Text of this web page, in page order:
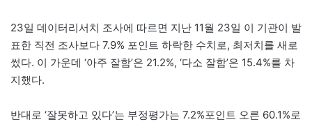
23일 데이터리서치 조사에 따르면 지난 11월 23일 이 기관이 발
표한 직전 조사보다 7.9% 포인트 하락한 수치로, 최저치를 새로
썼다. 이 가운데 ‘아주 잘함’은 21.2%, ‘다소 잘함’은 15.4%를 차
지했다.
반대로 ‘잘못하고 있다’는 부정평가는 7.2%포인트 오른 60.1%로